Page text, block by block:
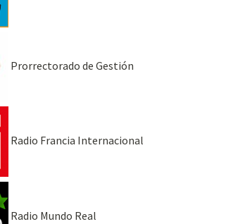
Prorrectorado de Gestión
Radio Francia Internacional
Radio Mundo Real